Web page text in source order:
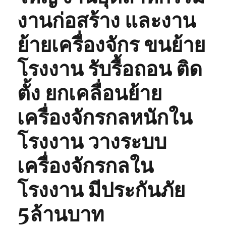
งานก่อสร้าง และงาน
ย้ายเครื่องจักร ขนย้าย
โรงงาน รับรื้อถอน ติด
ตั้ง ยกเคลื่อนย้าย
เครื่องจักรกลหนักใน
โรงงาน วางระบบ
เครื่องจักรกลใน
โรงงาน มีประกันภัย
5ล้านบาท